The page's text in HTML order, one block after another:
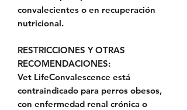
convalecientes o en recuperación
nutricional.
RESTRICCIONES Y OTRAS
RECOMENDACIONES:
Vet LifeConvalescence está
contraindicado para perros obesos,
con enfermedad renal crónica o